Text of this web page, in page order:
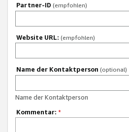
Partner-ID (empfohlen)
Website URL: (empfohlen)
Name der Kontaktperson (optional)
Name der Kontaktperson
Kommentar: *